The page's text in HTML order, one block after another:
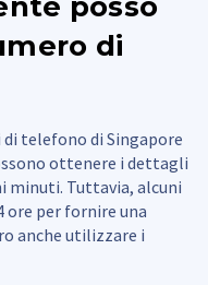
di
telefono di Singapore
ottenere i dettagli
minuti. Tuttavia, alcuni
ore per fornire una
anche utilizzare i